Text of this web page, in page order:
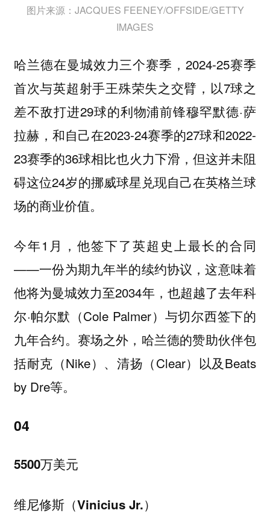
图片来源：JACQUES FEENEY/OFFSIDE/GETTY
IMAGES
哈兰德在曼城效力三个赛季，2024-25赛季
首次与英超射手王殊荣失之交臂，以7球之
差不敌打进29球的利物浦前锋穆罕默德·萨
拉赫，和自己在2023-24赛季的27球和2022-
23赛季的36球相比也火力下滑，但这并未阻
碍这位24岁的挪威球星兑现自己在英格兰球
场的商业价值。
今年1月，他签下了英超史上最长的合同
——一份为期九年半的续约协议，这意味着
他将为曼城效力至2034年，也超越了去年科
尔·帕尔默（Cole Palmer）与切尔西签下的
九年合约。赛场之外，哈兰德的赞助伙伴包
括耐克（Nike）、清扬（Clear）以及Beats
by Dre等。
04
5500万美元
维尼修斯（Vinicius Jr.）